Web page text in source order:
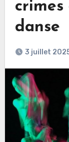
crimes
danse
3 juillet